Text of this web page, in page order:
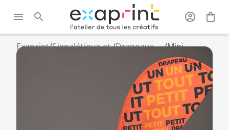
Exaprint/Signalétique et/Drapeaux
publicitaires
/Mini
drapeau de
table